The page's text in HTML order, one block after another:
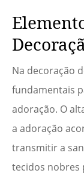
Na decoração
fundamentais
adoração. O
a adoração
transmitir a
tecidos nobres